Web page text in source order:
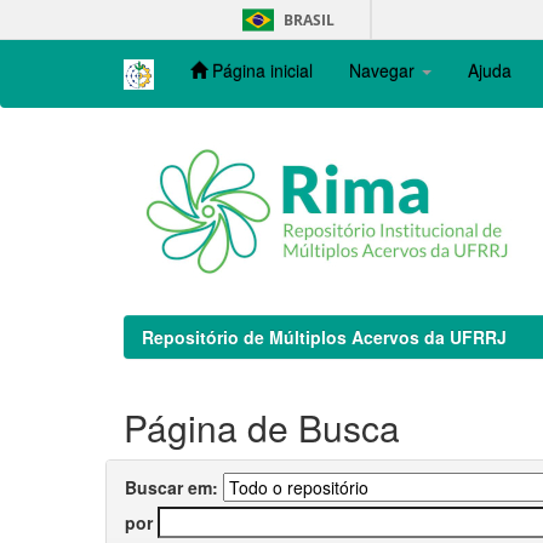
navigation
BRASIL
Página inicial Navegar Ajuda
Repositório de Múltiplos Acervos da UFRRJ
Página de Busca
Buscar em:
por